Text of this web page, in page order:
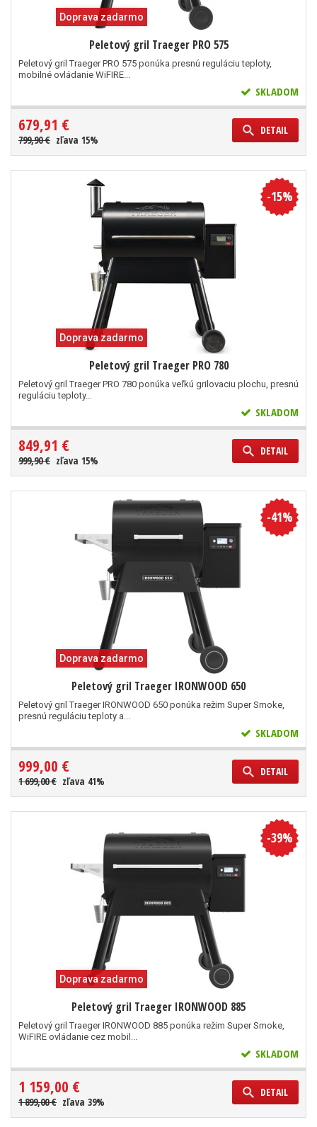
Doprava zadarmo
Peletový gril Traeger PRO 575
Peletový gril Traeger PRO 575 ponúka presnú reguláciu teploty,
mobilné ovládanie WiFIRE...
SKLADOM
679,91 €
799,90 € zľava 15%
DETAIL
Doprava zadarmo
-15%
Peletový gril Traeger PRO 780
Peletový gril Traeger PRO 780 ponúka veľkú grilovaciu plochu, presnú
reguláciu teploty...
SKLADOM
849,91 €
999,90 € zľava 15%
DETAIL
Doprava zadarmo
-41%
Peletový gril Traeger IRONWOOD 650
Peletový gril Traeger IRONWOOD 650 ponúka režim Super Smoke,
presnú reguláciu teploty a...
SKLADOM
999,00 €
1 699,00 € zľava 41%
DETAIL
Doprava zadarmo
-39%
Peletový gril Traeger IRONWOOD 885
Peletový gril Traeger IRONWOOD 885 ponúka režim Super Smoke,
WiFIRE ovládanie cez mobil...
SKLADOM
1 159,00 €
1 899,00 € zľava 39%
DETAIL